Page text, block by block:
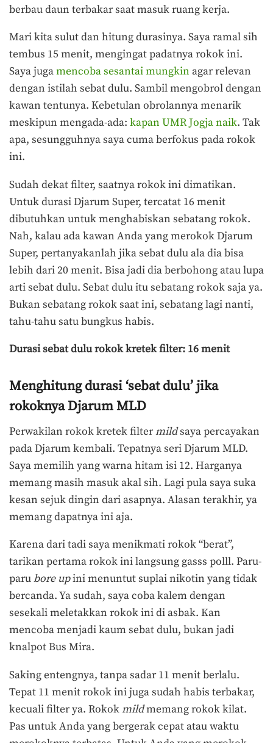
berbau daun terbakar saat masuk ruang kerja.
Mari kita sulut dan hitung durasinya. Saya ramal sih
tembus 15 menit, mengingat padatnya rokok ini.
Saya jugamencoba sesantai mungkin agar relevan
dengan istilah sebat dulu. Sambil mengobrol dengan
kawan tentunya. Kebetulan obrolannya menarik
meskipun mengada-ada: kapan UMR Jogja naik. Tak
apa, sesungguhnya saya cuma berfokus pada rokok
ini.
Sudah dekat filter, saatnya rokok ini dimatikan.
Untuk durasi Djarum Super, tercatat 16 menit
dibutuhkan untuk menghabiskan sebatang rokok.
Nah, kalau ada kawan Anda yang merokok Djarum
Super, pertanyakanlah jika sebat dulu ala dia bisa
lebih dari 20 menit. Bisa jadi dia berbohong atau lupa
arti sebat dulu. Sebat dulu itu sebatang rokok saja ya.
Bukan sebatang rokok saat ini, sebatang lagi nanti,
tahu-tahu satu bungkus habis.
Durasi sebat dulu rokok kretek filter: 16 menit
Menghitung durasi ‘sebat dulu’ jika
rokoknya Djarum MLD
Perwakilan rokok kretek filtermildsaya percayakan
pada Djarum kembali. Tepatnya seri Djarum MLD.
Saya memilih yang warna hitam isi 12. Harganya
memang masih masuk akal sih. Lagi pula saya suka
kesan sejuk dingin dari asapnya. Alasan terakhir, ya
memang dapatnya ini aja.
Karena dari tadi saya menikmati rokok “berat”,
tarikan pertama rokok ini langsung gasss polll. Paru-
parubore upini menuntut suplai nikotin yang tidak
bercanda. Ya sudah, saya coba kalem dengan
sesekali meletakkan rokok ini di asbak. Kan
mencoba menjadi kaum sebat dulu, bukan jadi
knalpot Bus Mira.
Saking entengnya, tanpa sadar 11 menit berlalu.
Tepat 11 menit rokok ini juga sudah habis terbakar,
kecuali filter ya. Rokokmildmemang rokok kilat.
Pas untuk Anda yang bergerak cepat atau waktu